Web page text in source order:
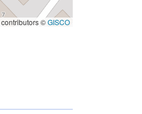
contributors ©GISCO